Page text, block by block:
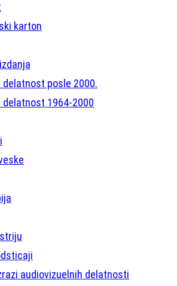
karton
delatnost posle 2000.
delatnost 1964-2000
audiovizuelnih delatnosti